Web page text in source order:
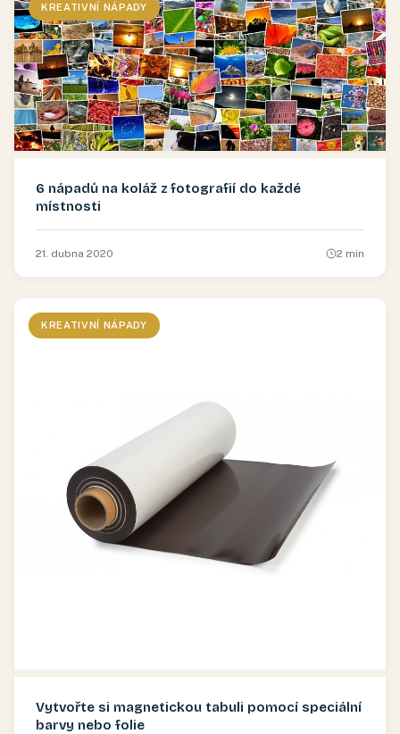
KREATIVNÍ NÁPADY
6 nápadů na koláž z fotografií do každé
místnosti
21. dubna 2020 2 min
KREATIVNÍ NÁPADY
Vytvořte si magnetickou tabuli pomocí speciální
barvy nebo folie